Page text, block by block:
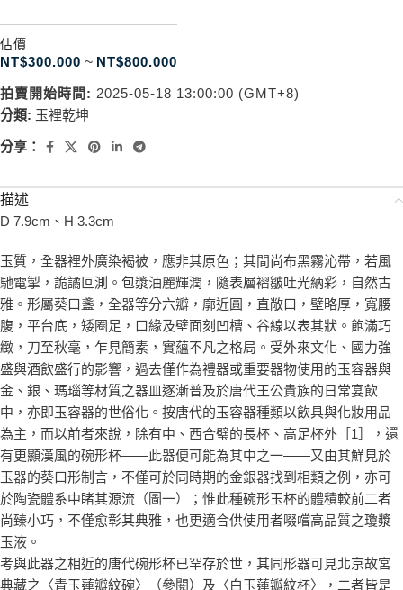
估價
NT$300.000 ~ NT$800.000
拍賣開始時間: 2025-05-18 13:00:00 (GMT+8)
分類: 玉裡乾坤
分享：
描述
D 7.9cm、H 3.3cm
玉質，全器裡外廣染褐被，應非其原色；其間尚布黑霧沁帶，若風
馳電掣，詭譎叵測。包漿油麗輝潤，隨表層褶皺吐光納彩，自然古
雅。形屬葵口盞，全器等分六瓣，廓近圓，直敞口，壁略厚，寬腰
腹，平台底，矮圈足，口緣及壁面刻凹槽、谷線以表其狀。飽滿巧
緻，刀至秋毫，乍見簡素，實蘊不凡之格局。受外來文化、國力強
盛與酒飲盛行的影響，過去僅作為禮器或重要器物使用的玉容器與
金、銀、瑪瑙等材質之器皿逐漸普及於唐代王公貴族的日常宴飲
中，亦即玉容器的世俗化。按唐代的玉容器種類以飲具與化妝用品
為主，而以前者來說，除有中、西合璧的長杯、高足杯外［1］，還
有更顯漢風的碗形杯——此器便可能為其中之一——又由其鮮見於
玉器的葵口形制言，不僅可於同時期的金銀器找到相類之例，亦可
於陶瓷體系中睹其源流（圖一）；惟此種碗形玉杯的體積較前二者
尚臻小巧，不僅愈彰其典雅，也更適合供使用者啜嚐高品質之瓊漿
玉液。
考與此器之相近的唐代碗形杯已罕存於世，其同形器可見北京故宮
典藏之〈青玉蓮瓣紋碗〉（參閱）及〈白玉蓮瓣紋杯〉，二者皆是